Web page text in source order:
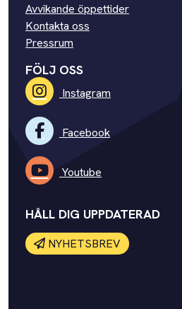
Avvikande öppettider
Kontakta oss
Pressrum
FÖLJ OSS
Instagram
Facebook
Youtube
HÅLL DIG UPPDATERAD
NYHETSBREV